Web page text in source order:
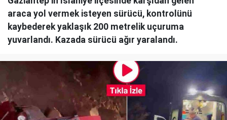
araca yol vermek isteyen sürücü, kontrolünü
kaybederek yaklaşık 200 metrelik uçuruma
yuvarlandı. Kazada sürücü ağır yaralandı.